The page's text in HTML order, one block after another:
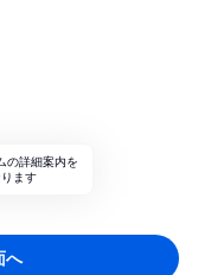
の詳細案内を
ます
へ